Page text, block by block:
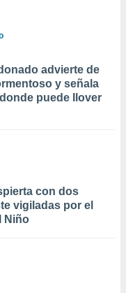
advierte de
y señala
puede llover
con dos
vigiladas por el
Niño